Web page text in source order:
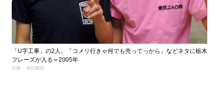
「U字工事」の2人。「コメリ行きゃ何でも売ってっから」などネタに栃木
フレーズが入る＝2005年
出典： 朝日新聞